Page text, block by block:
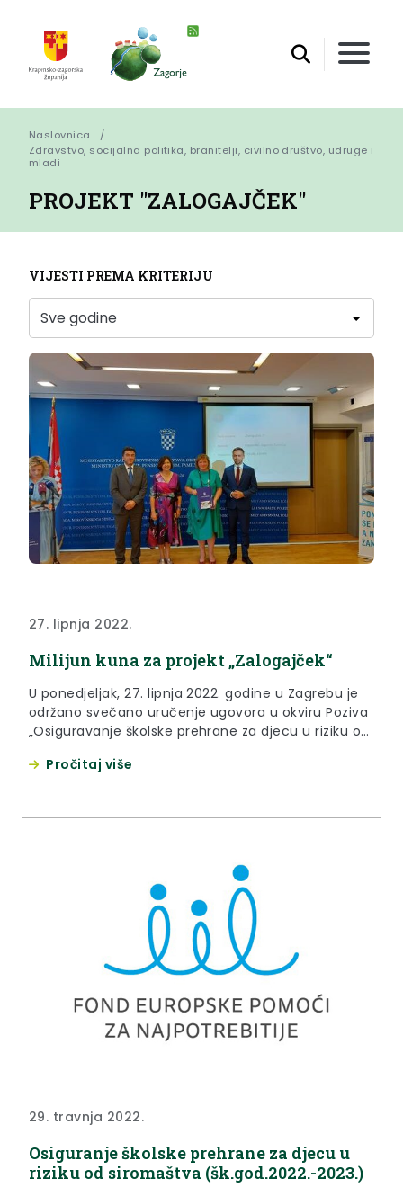
Naslovnica
Zdravstvo, socijalna politika, branitelji, civilno društvo, udruge i
mladi
PROJEKT "ZALOGAJČEK"
VIJESTI PREMA KRITERIJU
27. lipnja 2022.
Milijun kuna za projekt „Zalogajček“
U ponedjeljak, 27. lipnja 2022. godine u Zagrebu je
održano svečano uručenje ugovora u okviru Poziva
„Osiguravanje školske prehrane za djecu u riziku od
Pročitaj više
29. travnja 2022.
Osiguranje školske prehrane za djecu u
riziku od siromaštva (šk.god.2022.-2023.)